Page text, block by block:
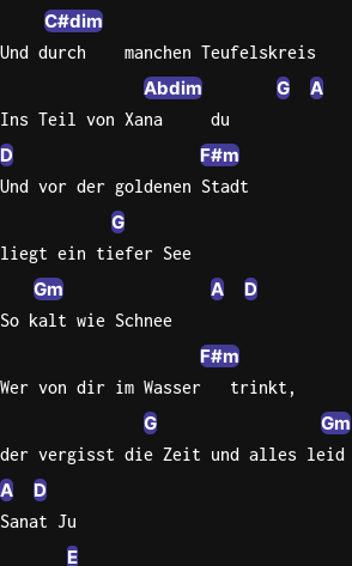
C#dim
Und durch    manchen Teufelskreis
Abdim G A
Ins Teil von Xana     du
D F#m
Und vor der goldenen Stadt
G
liegt ein tiefer See
Gm A D
So kalt wie Schnee
F#m
Wer von dir im Wasser   trinkt,
G Gm
der vergisst die Zeit und alles leid
A D
Sanat Ju
E